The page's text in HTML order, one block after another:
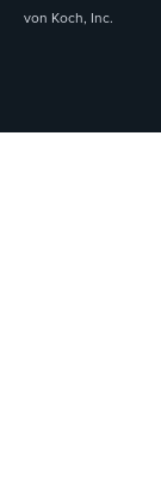
von Koch, Inc.